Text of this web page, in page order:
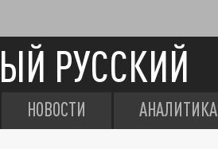
РУССКИЙ
НОВОСТИ АНАЛИТИКА